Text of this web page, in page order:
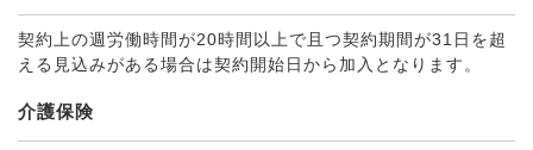
契約上の週労働時間が20時間以上で且つ契約期間が31日を超
える見込みがある場合は契約開始日から加入となります。
介護保険